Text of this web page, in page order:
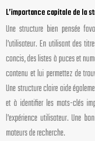
L’importance capitale de la
Une structure bien pensée
l’utilisateur. En utilisant des
concis, des listes à puces et
contenu et lui permettez de
Une structure claire aide
et à identifier les mots-clés
l’expérience utilisateur. Une
moteurs de recherche.